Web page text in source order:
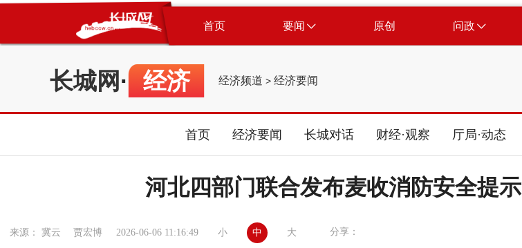
首页 要闻 原创 问政
长城网 · 经济 经济频道 > 经济要闻
首页 经济要闻 长城对话 财经·观察 厅局·动态
河北四部门联合发布麦收消防安全提示
来源： 冀云 贾宏博 2026-06-06 11:16:49 小 中 大 分享：